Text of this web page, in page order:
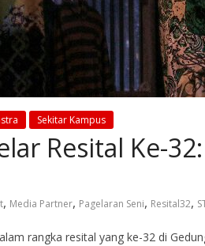
Sekitar Kampus
Resital Ke-
, Media Partner, Pagelaran Seni, Resital32,
rangka resital yang ke-32 di